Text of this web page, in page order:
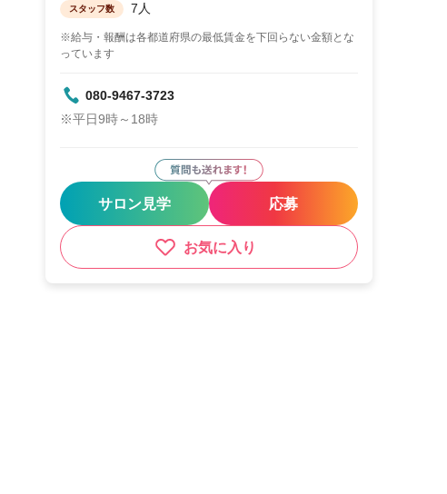
スタッフ数 7人
※給与・報酬は各都道府県の最低賃金を下回らない金額とな
っています
080-9467-3723
※平日9時～18時
サロン見学 応募
お気に入り